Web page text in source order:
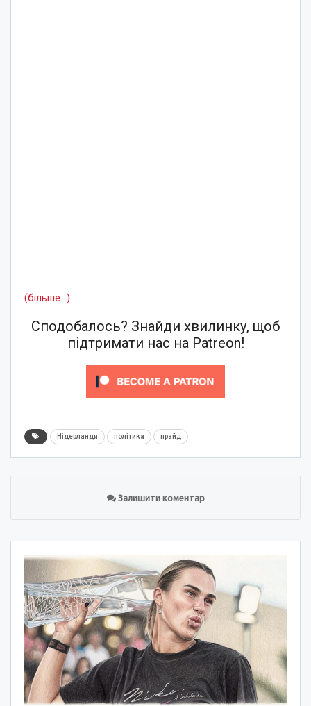
(більше…)
Сподобалось? Знайди хвилинку, щоб
підтримати нас на Patreon!
Нідерланди політика прайд
Залишити коментар